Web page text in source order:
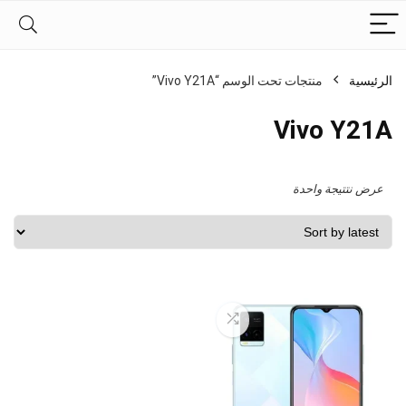
الرئيسية منتجات تحت الوسم “Vivo Y21A”
Vivo Y21A
عرض نتتيجة واحدة